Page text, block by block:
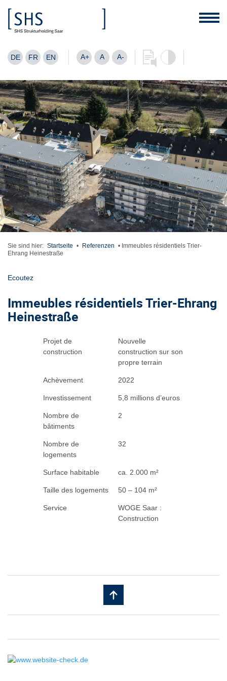
DE FR EN A+ A A-
Sie sind hier: Startseite • Referenzen • Immeubles résidentiels Trier-
Ehrang Heinestraße
Ecoutez
Immeubles résidentiels Trier-Ehrang
Heinestraße
Projet de
construction
Nouvelle
construction sur son
propre terrain
Achèvement 2022
Investissement 5,8 millions d’euros
Nombre de
bâtiments
2
Nombre de
logements
32
Surface habitable ca. 2.000 m²
Taille des logements 50 – 104 m²
Service
WOGE Saar :
Construction